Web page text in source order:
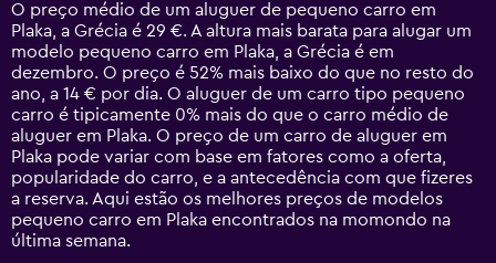
categories.
The
chart
has
1
Y
axis
displaying
values.
Range:
0
to
O preço médio de um aluguer de pequeno carro em
Plaka, a Grécia é 29 €. A altura mais barata para alugar um
modelo pequeno carro em Plaka, a Grécia é em
dezembro. O preço é 52% mais baixo do que no resto do
ano, a 14 € por dia. O aluguer de um carro tipo pequeno
carro é tipicamente 0% mais do que o carro médio de
aluguer em Plaka. O preço de um carro de aluguer em
Plaka pode variar com base em fatores como a oferta,
popularidade do carro, e a antecedência com que fizeres
a reserva. Aqui estão os melhores preços de modelos
pequeno carro em Plaka encontrados na momondo na
última semana.